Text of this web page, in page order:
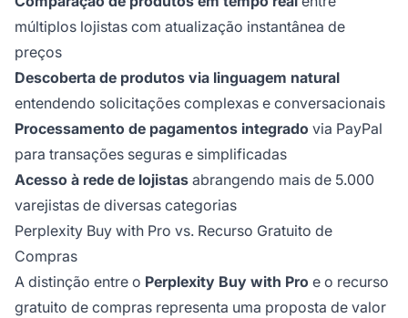
múltiplos lojistas com atualização instantânea de
preços
Descoberta de produtos via linguagem natural
entendendo solicitações complexas e conversacionais
Processamento de pagamentos integrado via PayPal
para transações seguras e simplificadas
Acesso à rede de lojistas abrangendo mais de 5.000
varejistas de diversas categorias
Perplexity Buy with Pro vs. Recurso Gratuito de
Compras
A distinção entre o Perplexity Buy with Pro e o recurso
gratuito de compras representa uma proposta de valor